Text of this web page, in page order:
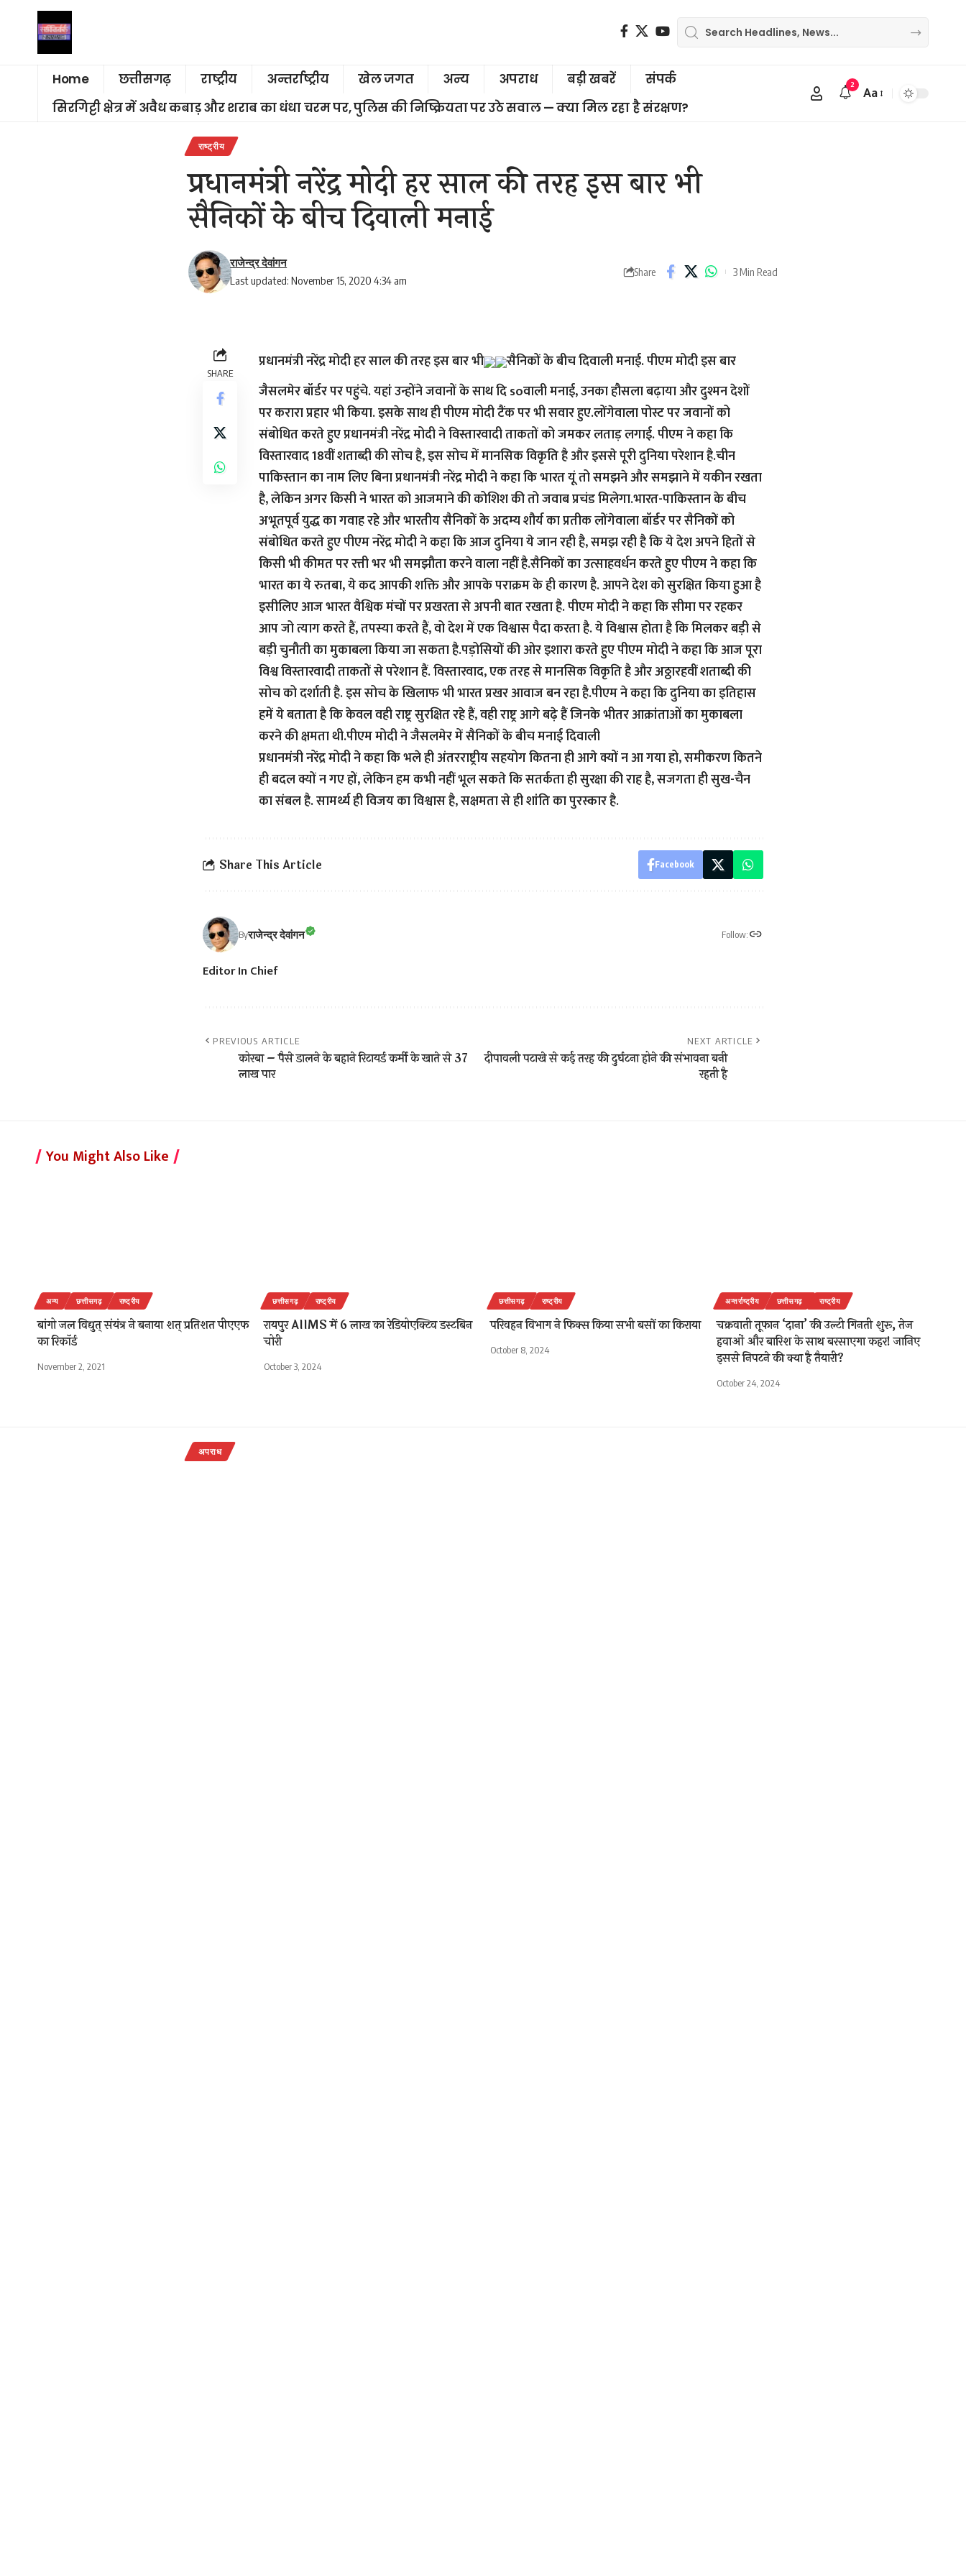
Home छत्तीसगढ़ राष्ट्रीय अन्तर्राष्ट्रीय खेल जगत अन्य अपराध बड़ी खबरें
संपर्क
सिरगिट्टी क्षेत्र में अवैध कबाड़ और शराब का धंधा चरम पर, पुलिस की निष्क्रियता पर उठे सवाल — क्या मिल रहा है संरक्षण?
2
Font
Aa
राष्ट्रीय
प्रधानमंत्री नरेंद्र मोदी हर साल की तरह इस बार भी
सैनिकों के बीच दिवाली मनाई
Last updated: November 15, 2020 4:34 am
राजेन्द्र देवांगन
Share 3 Min Read
SHARE
प्रधानमंत्री नरेंद्र मोदी हर साल की तरह इस बार भी
सैनिकों के बीच दिवाली मनाई. पीएम मोदी इस बार
जैसलमेर बॉर्डर पर पहुंचे. यहां उन्होंने जवानों के साथ दि soवाली मनाई, उनका हौसला बढ़ाया और दुश्मन देशों
पर करारा प्रहार भी किया. इसके साथ ही पीएम मोदी टैंक पर भी सवार हुए.लोंगेवाला पोस्ट पर जवानों को
संबोधित करते हुए प्रधानमंत्री नरेंद्र मोदी ने विस्तारवादी ताकतों को जमकर लताड़ लगाई. पीएम ने कहा कि
विस्तारवाद 18वीं शताब्दी की सोच है, इस सोच में मानसिक विकृति है और इससे पूरी दुनिया परेशान है.चीन
पाकिस्तान का नाम लिए बिना प्रधानमंत्री नरेंद्र मोदी ने कहा कि भारत यूं तो समझने और समझाने में यकीन रखता
है, लेकिन अगर किसी ने भारत को आजमाने की कोशिश की तो जवाब प्रचंड मिलेगा.भारत-पाकिस्तान के बीच
अभूतपूर्व युद्ध का गवाह रहे और भारतीय सैनिकों के अदम्य शौर्य का प्रतीक लोंगेवाला बॉर्डर पर सैनिकों को
संबोधित करते हुए पीएम नरेंद्र मोदी ने कहा कि आज दुनिया ये जान रही है, समझ रही है कि ये देश अपने हितों से
किसी भी कीमत पर रत्ती भर भी समझौता करने वाला नहीं है.सैनिकों का उत्साहवर्धन करते हुए पीएम ने कहा कि
भारत का ये रुतबा, ये कद आपकी शक्ति और आपके पराक्रम के ही कारण है. आपने देश को सुरक्षित किया हुआ है
इसीलिए आज भारत वैश्विक मंचों पर प्रखरता से अपनी बात रखता है. पीएम मोदी ने कहा कि सीमा पर रहकर
आप जो त्याग करते हैं, तपस्या करते हैं, वो देश में एक विश्वास पैदा करता है. ये विश्वास होता है कि मिलकर बड़ी से
बड़ी चुनौती का मुकाबला किया जा सकता है.पड़ोसियों की ओर इशारा करते हुए पीएम मोदी ने कहा कि आज पूरा
विश्व विस्तारवादी ताकतों से परेशान हैं. विस्तारवाद, एक तरह से मानसिक विकृति है और अठ्ठारहवीं शताब्दी की
सोच को दर्शाती है. इस सोच के खिलाफ भी भारत प्रखर आवाज बन रहा है.पीएम ने कहा कि दुनिया का इतिहास
हमें ये बताता है कि केवल वही राष्ट्र सुरक्षित रहे हैं, वही राष्ट्र आगे बढ़े हैं जिनके भीतर आक्रांताओं का मुकाबला
करने की क्षमता थी.पीएम मोदी ने जैसलमेर में सैनिकों के बीच मनाई दिवाली
प्रधानमंत्री नरेंद्र मोदी ने कहा कि भले ही अंतरराष्ट्रीय सहयोग कितना ही आगे क्यों न आ गया हो, समीकरण कितने
ही बदल क्यों न गए हों, लेकिन हम कभी नहीं भूल सकते कि सतर्कता ही सुरक्षा की राह है, सजगता ही सुख-चैन
का संबल है. सामर्थ्य ही विजय का विश्वास है, सक्षमता से ही शांति का पुरस्कार है.
Share This Article Facebook
Byराजेन्द्र देवांगन Follow:
Editor In Chief
PREVIOUS ARTICLE
कोरबा – पैसे डालने के बहाने रिटायर्ड कर्मी के खाते से 37
लाख पार
NEXT ARTICLE
दीपावली पटाखे से कई तरह की दुर्घटना होने की संभावना बनी
रहती है
You Might Also Like
अन्य छत्तीसगढ़ राष्ट्रीय
बांगो जल विद्युत् संयंत्र ने बनाया शत् प्रतिशत पीएएफ
का रिकॉर्ड
November 2, 2021
छत्तीसगढ़ राष्ट्रीय
रायपुर AIIMS में 6 लाख का रेडियोएक्टिव डस्टबिन
चोरी
October 3, 2024
छत्तीसगढ़ राष्ट्रीय
परिवहन विभाग ने फिक्स किया सभी बसों का किराया
October 8, 2024
अन्तर्राष्ट्रीय छत्तीसगढ़ राष्ट्रीय
चक्रवाती तूफान ‘दाना’ की उल्टी गिनती शुरू, तेज
हवाओं और बारिश के साथ बरसाएगा कहर! जानिए
इससे निपटने की क्या है तैयारी?
October 24, 2024
अपराध